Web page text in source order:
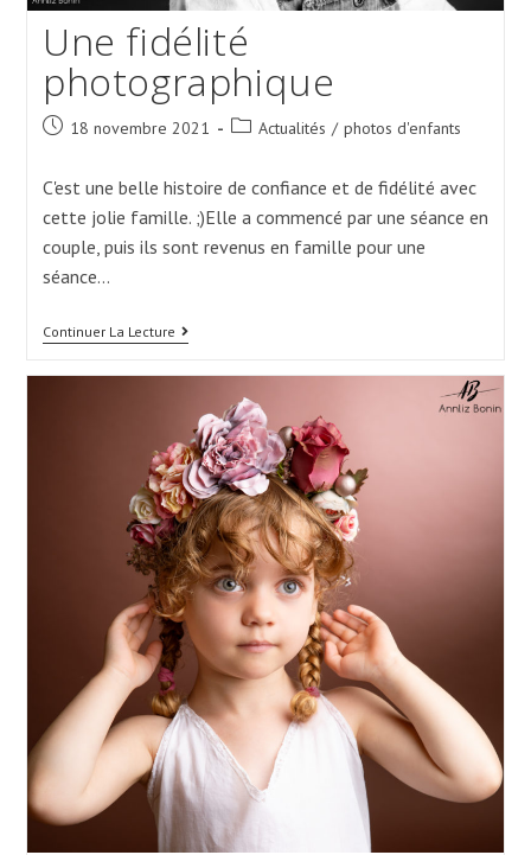
Une fidélité
photographique
Post 18 novembre 2021
Post Actualités / photos d'enfants
C'est une belle histoire de confiance et de fidélité avec
cette jolie famille. ;)Elle a commencé par une séance en
couple, puis ils sont revenus en famille pour une
séance…
Continuer La LectureUne